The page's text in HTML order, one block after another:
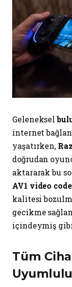
Geleneksel
internet
yaşatırken,
doğrudan
aktararak bu
AV1 video
kalitesi
gecikme
içindeymiş
Tüm